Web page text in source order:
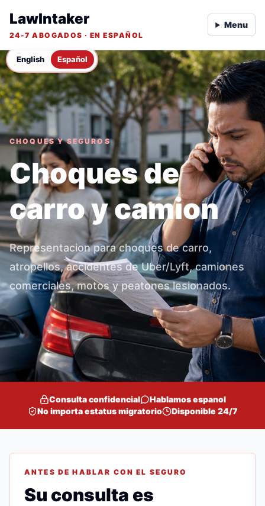
English Español
LawIntaker
24-7 ABOGADOS · EN ESPAÑOL
Menu
CHOQUES Y SEGUROS
Choques de
carro y camion
Representacion para choques de carro,
atropellos, accidentes de Uber/Lyft, camiones
comerciales, motos y peatones lesionados.
Consulta confidencial
Hablamos espanol
No importa estatus migratorio
Disponible 24/7
ANTES DE HABLAR CON EL SEGURO
Su consulta es